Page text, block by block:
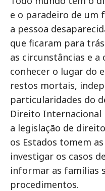
e o paradeiro de um
a pessoa
que ficaram para
as circunstâncias e a
conhecer o lugar do
restos mortais,
particularidades do
Direito Internacional
a legislação de
os Estados tomem
investigar os casos
informar as famílias
procedimentos.